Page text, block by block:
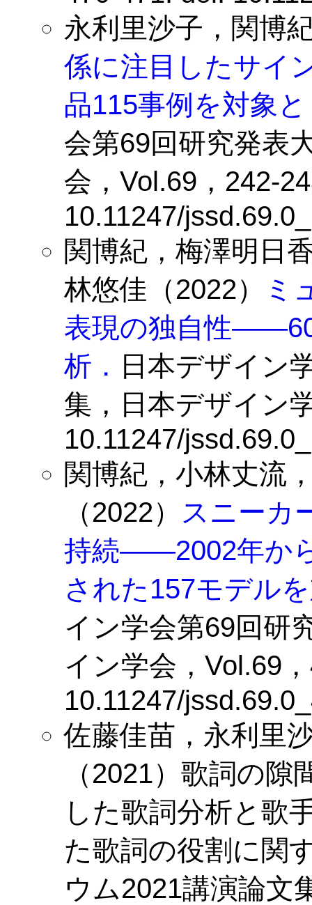
永利里沙子，関博
係に注目したサイ
品115事例を対象
会第69回研究発表
会，Vol.69，242-
10.11247/
関博紀，梅澤明日
林悠佳（2022）
ミ
表現の独自性
析． 日本デザイン
集，日本デザイン
10.11247/
関博紀，小林丈流
（2022）
スニーカ
持続——2002年か
された157モデル
イン学会第69回研
イン学会，Vol.69
10.11247/
佐藤佳苗，永利里
（2021） 歌詞の隙
した歌詞分析と歌
た歌詞の役割に関
ウム2021講演論文